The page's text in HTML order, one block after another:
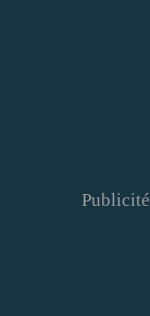
Publicité